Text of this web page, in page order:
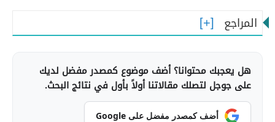
المراجع
هل يعجبك محتوانا؟ أضف موضوع كمصدر مفضل لديك
على جوجل لتصلك مقالاتنا أولاً بأول في نتائج البحث.
أضف كمصدر مفضل على Google